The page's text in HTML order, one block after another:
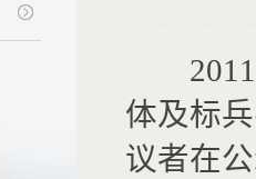
2011-
体及标
议者在